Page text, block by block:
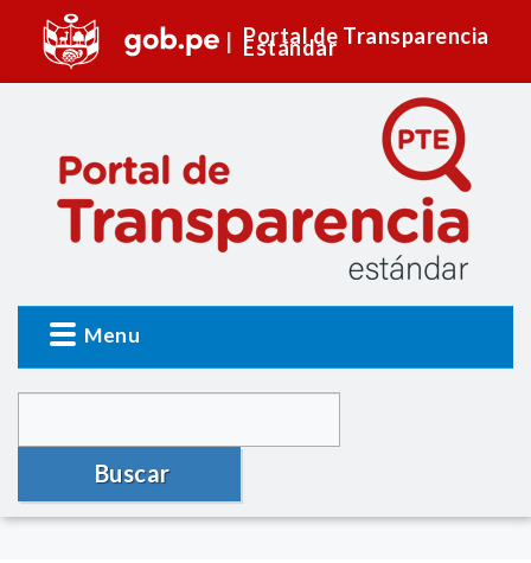
Portal de Transparencia
Estándar
Menu
Buscar